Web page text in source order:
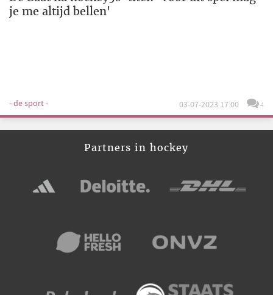
je me altijd bellen'
- de sport - 03-07-2023 17:00 4
Partners in hockey